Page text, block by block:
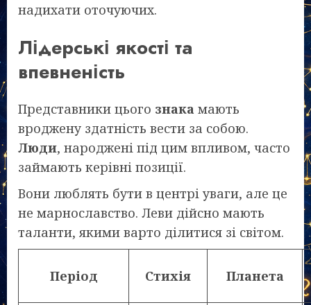
надихати оточуючих.
Лідерські якості та
впевненість
Представники цього знака мають
вроджену здатність вести за собою.
Люди, народжені під цим впливом, часто
займають керівні позиції.
Вони люблять бути в центрі уваги, але це
не марнославство. Леви дійсно мають
таланти, якими варто ділитися зі світом.
Період Стихія Планета